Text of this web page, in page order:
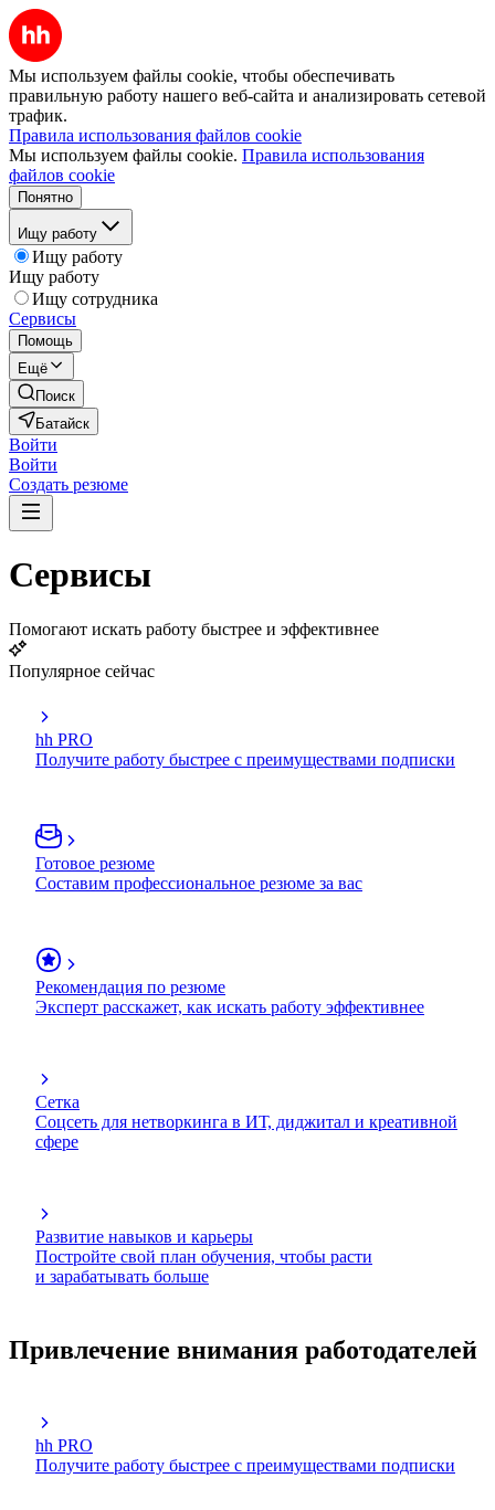
Мы используем файлы cookie, чтобы обеспечивать
правильную работу нашего веб-сайта и анализировать сетевой
трафик.
Правила использования файлов cookie
Мы используем файлы cookie. Правила использования
файлов cookie
Понятно
Ищу работу
Ищу работу
Ищу работу
Ищу сотрудника
Сервисы
Помощь
Ещё
Поиск
Батайск
Войти
Войти
Создать резюме
Сервисы
Помогают искать работу быстрее и эффективнее
Популярное сейчас
hh PRO
Получите работу быстрее с преимуществами подписки
Готовое резюме
Составим профессиональное резюме за вас
Рекомендация по резюме
Эксперт расскажет, как искать работу эффективнее
Сетка
Соцсеть для нетворкинга в ИТ, диджитал и креативной
сфере
Развитие навыков и карьеры
Постройте свой план обучения, чтобы расти
и зарабатывать больше
Привлечение внимания работодателей
hh PRO
Получите работу быстрее с преимуществами подписки